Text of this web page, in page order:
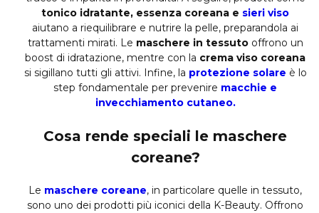
tonico idratante, essenza coreana e sieri viso
aiutano a riequilibrare e nutrire la pelle, preparandola ai
trattamenti mirati. Le maschere in tessutooffrono un
boost di idratazione, mentre con la crema viso coreana
si sigillano tutti gli attivi. Infine, la protezione solare è lo
step fondamentale per prevenire macchie e
invecchiamento cutaneo.
Cosa rende speciali le maschere
coreane?
Le maschere coreane, in particolare quelle in tessuto,
sono uno dei prodotti più iconici della K-Beauty. Offrono